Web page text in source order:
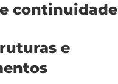
continuidade
e